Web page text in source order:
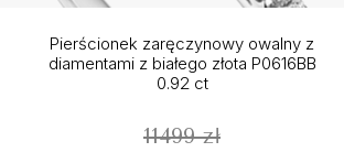
Pierścionek zaręczynowy owalny z
diamentami z białego złota P0616BB
0.92 ct
11499 zł